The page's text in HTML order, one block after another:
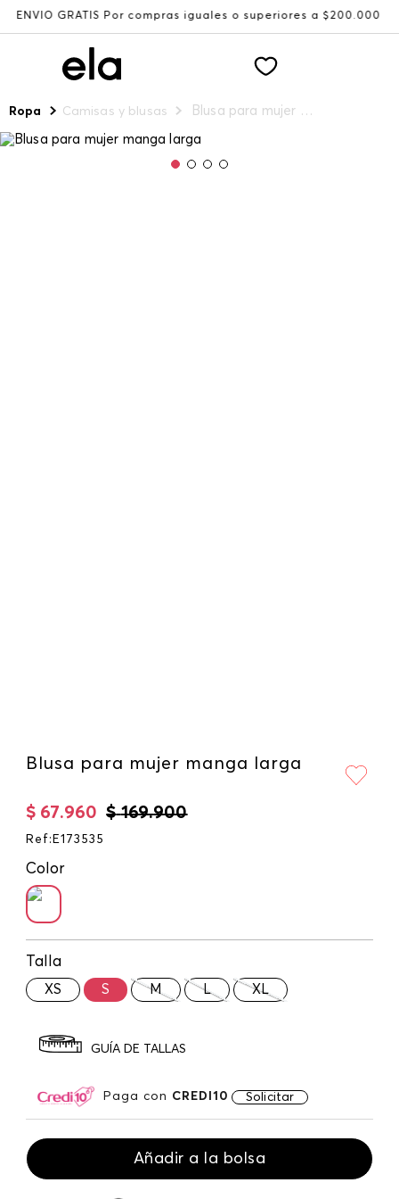
GRATIS Por compras iguales o superiores a $200.000
Ropa Camisas y blusas Blusa para mujer manga larga
Blusa para mujer manga larga
$ 169.900
$ 67.960
Ref : E173535
Color
Talla
XS S M L XL
GUÍA DE TALLAS
Paga con CREDI10 Solicitar
Añadir a la bolsa